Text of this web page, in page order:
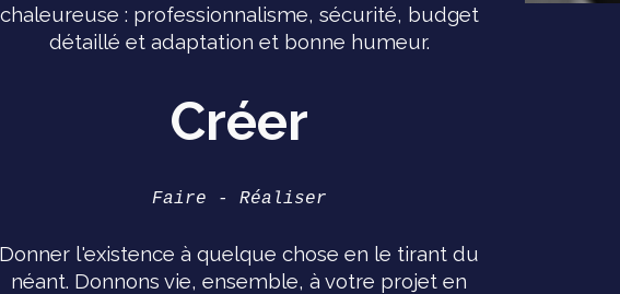
chaleureuse : professionnalisme, sécurité, budget
détaillé et adaptation et bonne humeur.
Créer
Faire - Réaliser
Donner l'existence à quelque chose en le tirant du
néant. Donnons vie, ensemble, à votre projet en